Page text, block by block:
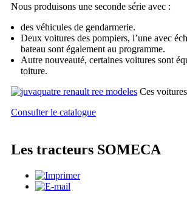
Nous produisons une seconde série avec :
des véhicules de gendarmerie.
Deux voitures des pompiers, l’une avec
bateau sont également au programme.
Autre nouveauté, certaines voitures sont
toiture.
Ces
Consulter le catalogue
Les tracteurs SOMECA